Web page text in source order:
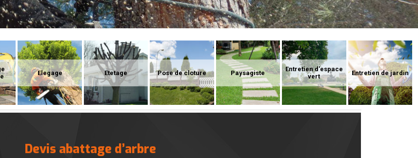
Elegage Etetage Pose de cloture Paysagiste
Entretien d'espace
vert
Entretien de jardin
Devis abattage d’arbre